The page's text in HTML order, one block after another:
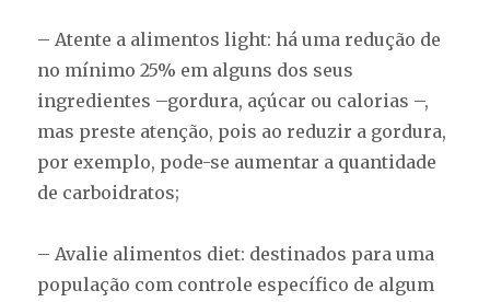
– Atente a alimentos light: há uma redução de
no mínimo 25% em alguns dos seus
ingredientes –gordura, açúcar ou calorias –,
mas preste atenção, pois ao reduzir a gordura,
por exemplo, pode-se aumentar a quantidade
de carboidratos;
– Avalie alimentos diet: destinados para uma
população com controle específico de algum